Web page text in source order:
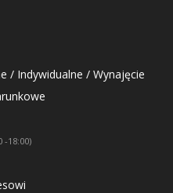
/ Indywidualne / Wynajęcie
-18:00)